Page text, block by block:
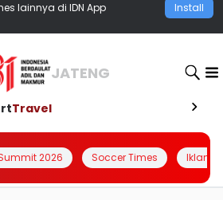
lainnya di IDN App Install
JATENG
Travel
2026 Soccer Times Iklanin